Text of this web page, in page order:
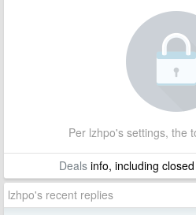
Per lzhpo's settings, the
Dealsinfo, including
lzhpo's recent replies